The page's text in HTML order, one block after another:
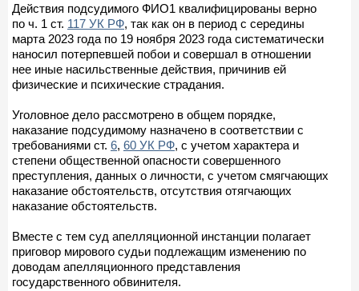
Действия подсудимого ФИО1 квалифицированы верно
по ч. 1 ст. 117 УК РФ, так как он в период с середины
марта 2023 года по 19 ноября 2023 года систематически
наносил потерпевшей побои и совершал в отношении
нее иные насильственные действия, причинив ей
физические и психические страдания.
Уголовное дело рассмотрено в общем порядке,
наказание подсудимому назначено в соответствии с
требованиями ст. 6, 60 УК РФ, с учетом характера и
степени общественной опасности совершенного
преступления, данных о личности, с учетом смягчающих
наказание обстоятельств, отсутствия отягчающих
наказание обстоятельств.
Вместе с тем суд апелляционной инстанции полагает
приговор мирового судьи подлежащим изменению по
доводам апелляционного представления
государственного обвинителя.